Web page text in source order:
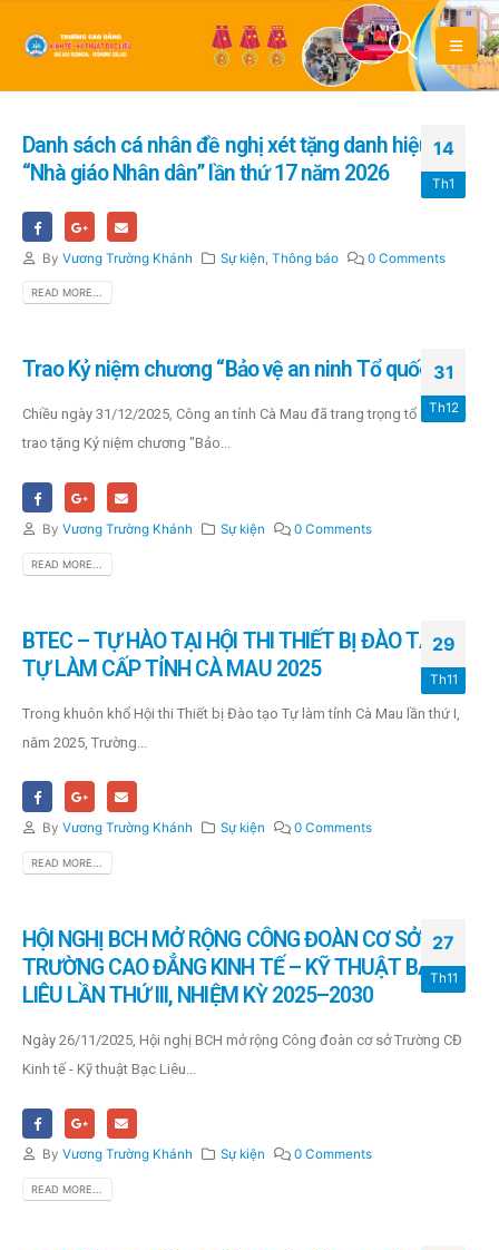
14
Th1
Danh sách cá nhân đề nghị xét tặng danh hiệu
“Nhà giáo Nhân dân” lần thứ 17 năm 2026
By Vương Trường Khánh Sự kiện ,Thông báo 0 Comments
READ MORE...
31
Th12
Trao Kỷ niệm chương “Bảo vệ an ninh Tổ quốc
Chiều ngày 31/12/2025, Công an tỉnh Cà Mau đã trang trọng tổ chức lễ
trao tặng Kỷ niệm chương "Bảo...
By Vương Trường Khánh Sự kiện 0 Comments
READ MORE...
29
Th11
BTEC – ​TỰ HÀO TẠI HỘI THI THIẾT BỊ ĐÀO TẠO
TỰ LÀM CẤP TỈNH CÀ MAU 2025
Trong khuôn khổ Hội thi Thiết bị Đào tạo Tự làm tỉnh Cà Mau lần thứ I,
năm 2025, Trường...
By Vương Trường Khánh Sự kiện 0 Comments
READ MORE...
27
Th11
HỘI NGHỊ BCH MỞ RỘNG CÔNG ĐOÀN CƠ SỞ
TRƯỜNG CAO ĐẲNG KINH TẾ – KỸ THUẬT BẠC
LIÊU LẦN THỨ III, NHIỆM KỲ 2025–2030
Ngày 26/11/2025, Hội nghị BCH mở rộng Công đoàn cơ sở Trường CĐ
Kinh tế - Kỹ thuật Bạc Liêu...
By Vương Trường Khánh Sự kiện 0 Comments
READ MORE...